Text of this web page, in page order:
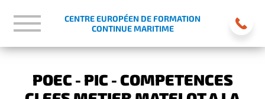
CENTRE EUROPÉEN DE FORMATION
CONTINUE MARITIME
POEC - PIC - COMPETENCES